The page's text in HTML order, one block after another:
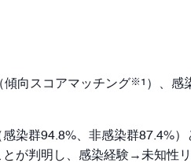
向スコアマッチング ※1 ）、感
染群94.8%、非感染群87.4%）
とが判明し、感染経験→未知性